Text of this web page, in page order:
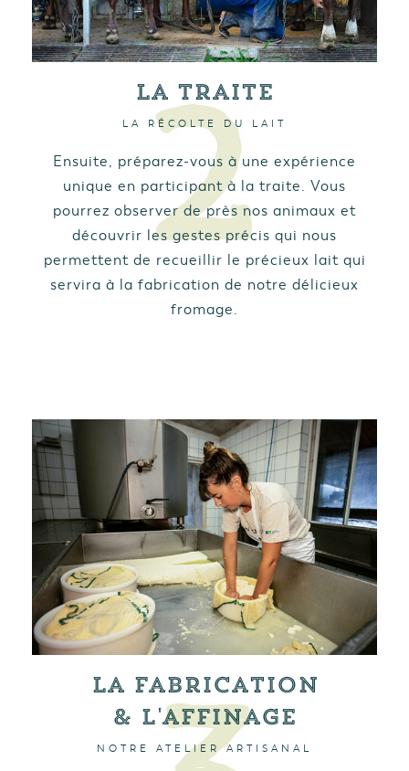
La traite
LA RÉCOLTE DU LAIT
Ensuite, préparez-vous à une expérience
unique en participant à la traite. Vous
pourrez observer de près nos animaux et
découvrir les gestes précis qui nous
permettent de recueillir le précieux lait qui
servira à la fabrication de notre délicieux
fromage.
La Fabrication
& l'affinage
NOTRE ATELIER ARTISANAL